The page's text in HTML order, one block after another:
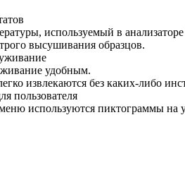
используемый в
высушивания образцов.
удобным.
извлекаются без каких-либо
пользователя
используются пиктограммы на